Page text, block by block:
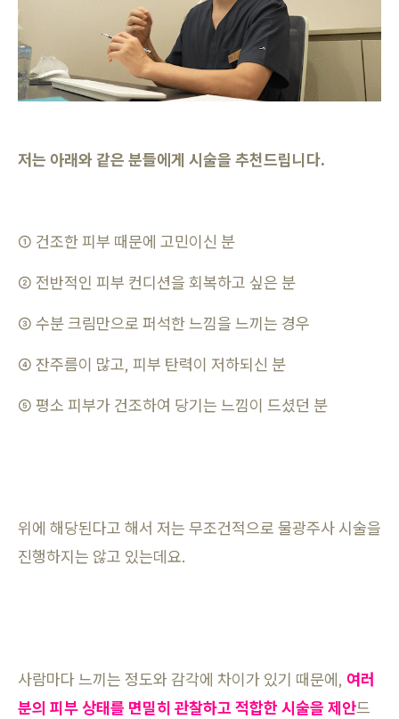
저는 아래와 같은 분들에게 시술을 추천드립니다.
① 건조한 피부 때문에 고민이신 분
② 전반적인 피부 컨디션을 회복하고 싶은 분
③ 수분 크림만으로 퍼석한 느낌을 느끼는 경우
④ 잔주름이 많고, 피부 탄력이 저하되신 분
⑤ 평소 피부가 건조하여 당기는 느낌이 드셨던 분
위에 해당된다고 해서 저는 무조건적으로 물광주사 시술을
진행하지는 않고 있는데요.
사람마다 느끼는 정도와 감각에 차이가 있기 때문에, 여러
분의 피부 상태를 면밀히 관찰하고 적합한 시술을 제안드